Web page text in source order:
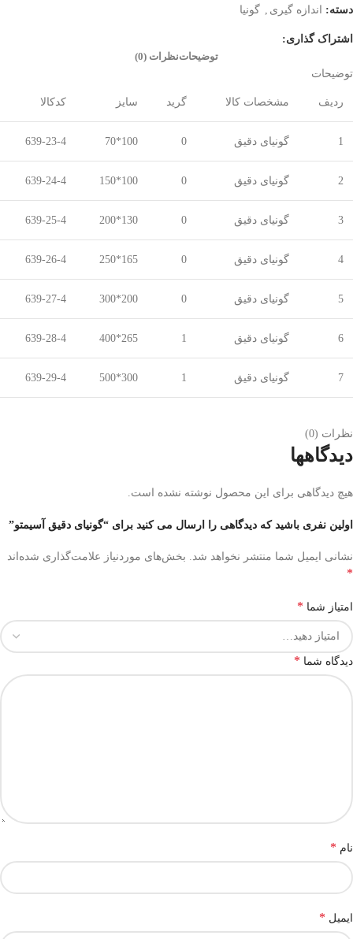
دسته: اندازه گیری گونیا
اشتراک گذاری:
توضیحاتنظرات (0)
توضیحات
ردیف مشخصات کالا گرید سایز کدکالا
1 گونیای دقیق 0
100*70
639-23-4
2 گونیای دقیق 0
100*150
639-24-4
3 گونیای دقیق 0
130*200
639-25-4
4 گونیای دقیق 0
165*250
639-26-4
5 گونیای دقیق 0
200*300
639-27-4
6 گونیای دقیق 1
265*400
639-28-4
7 گونیای دقیق 1
300*500
639-29-4
نظرات (0)
دیدگاهها
هیچ دیدگاهی برای این محصول نوشته نشده است.
اولین نفری باشید که دیدگاهی را ارسال می کنید برای “گونیای دقیق آسیمتو”
نشانی ایمیل شما منتشر نخواهد شد. بخش‌های موردنیاز علامت‌گذاری شده‌اند
*
امتیاز شما *
دیدگاه شما *
نام *
ایمیل *